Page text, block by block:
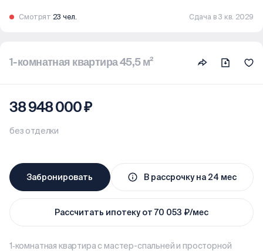
Смотрят 23 чел. Сдача в 3 кв. 2029
1-комнатная квартира 45,5 м²
38 948 000 ₽
без отделки
Забронировать В рассрочку на 24 мес
Рассчитать ипотеку от 70 053 ₽/мес
1‑комнатная квартира с мастер-спальней и просторной